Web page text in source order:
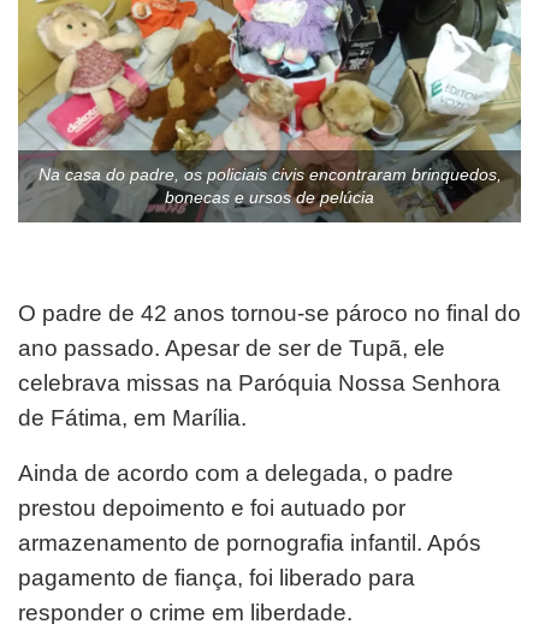
Na casa do padre, os policiais civis encontraram brinquedos,
bonecas e ursos de pelúcia
O padre de 42 anos tornou-se pároco no final do
ano passado. Apesar de ser de Tupã, ele
celebrava missas na Paróquia Nossa Senhora
de Fátima, em Marília.
Ainda de acordo com a delegada, o padre
prestou depoimento e foi autuado por
armazenamento de pornografia infantil. Após
pagamento de fiança, foi liberado para
responder o crime em liberdade.